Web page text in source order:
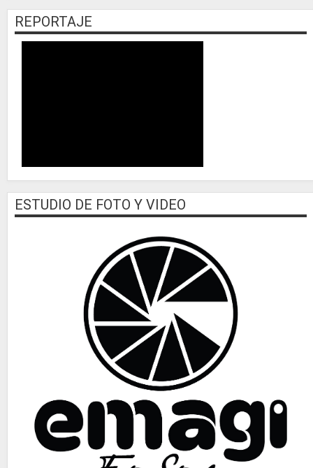
REPORTAJE
ESTUDIO DE FOTO Y VIDEO